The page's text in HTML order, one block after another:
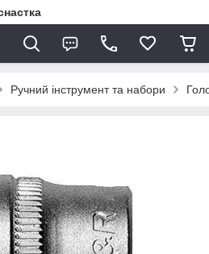
Ручний інструмент та набори